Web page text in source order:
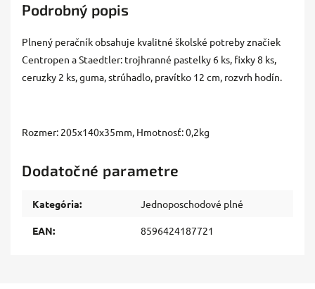
Podrobný popis
Plnený peračník obsahuje kvalitné školské potreby značiek
Centropen a Staedtler: trojhranné pastelky 6 ks, fixky 8 ks,
ceruzky 2 ks, guma, strúhadlo, pravítko 12 cm, rozvrh hodín.
Rozmer: 205x140x35mm, Hmotnosť: 0,2kg
Dodatočné parametre
Kategória: Jednoposchodové plné
EAN: 8596424187721